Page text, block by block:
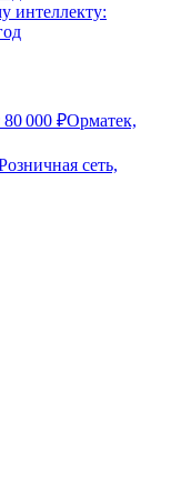
интеллекту:
80 000 ₽Орматек,
сеть,